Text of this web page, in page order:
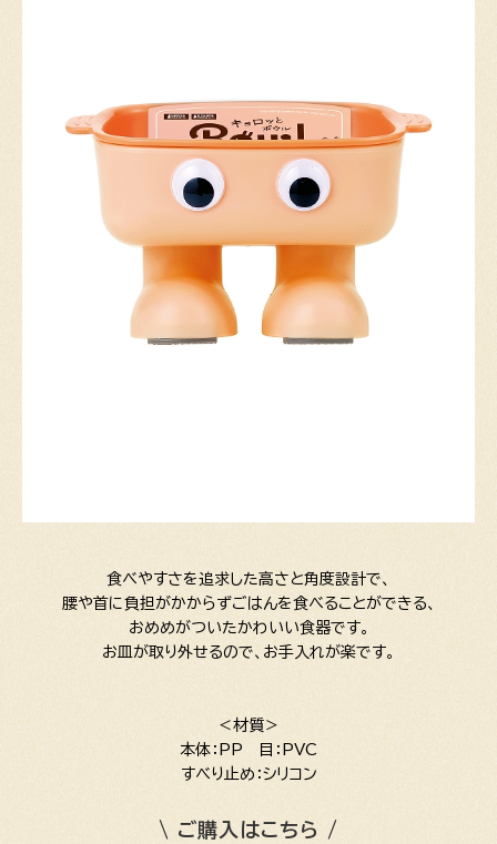
食べやすさを追求した高さと角度設計で、
腰や首に負担がかからずごはんを食べることができる、
おめめがついたかわいい食器です。
お皿が取り外せるので、お手入れが楽です。
＜材質＞
本体：PP 目：PVC
すべり止め：シリコン
\ ご購入はこちら /